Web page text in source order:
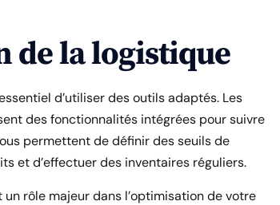
de la logistique
d’utiliser des outils adaptés. Les
des fonctionnalités intégrées pour suivre
permettent de définir des seuils de
et d’effectuer des inventaires réguliers.
rôle majeur dans l’optimisation de votre